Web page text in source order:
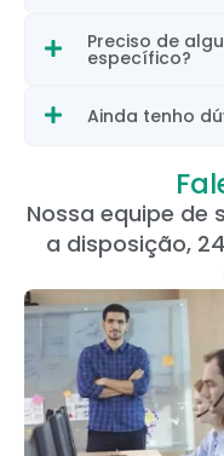
Preciso de
específico?
Ainda tenho
Nossa equipe de
a disposição,